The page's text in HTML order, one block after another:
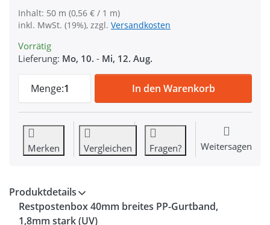
Inhalt: 50 m (0,56 € / 1 m)
inkl. MwSt. (19%), zzgl. Versandkosten
Vorrätig
Lieferung: Mo, 10. - Mi, 12. Aug.
Menge:1
Restpostenbox 40mm breites PP-
In den Warenkorb
Merken Vergleichen Fragen? Weitersagen
Produktdetails
Restpostenbox 40mm breites PP-Gurtband,
1,8mm stark (UV)